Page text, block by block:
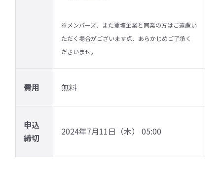
※メンバーズ、また登壇企業と同業の方はご遠慮い
ただく場合がございます点、あらかじめご了承く
ださいませ。
費用 無料
申込
締切
2024年7月11日（木） 05:00